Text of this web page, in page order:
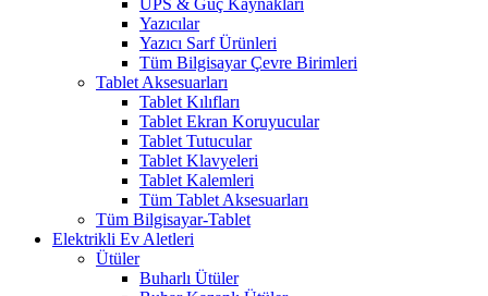
UPS & Güç Kaynakları
Yazıcılar
Yazıcı Sarf Ürünleri
Tüm Bilgisayar Çevre Birimleri
Tablet Aksesuarları
Tablet Kılıfları
Tablet Ekran Koruyucular
Tablet Tutucular
Tablet Klavyeleri
Tablet Kalemleri
Tüm Tablet Aksesuarları
Tüm Bilgisayar-Tablet
Elektrikli Ev Aletleri
Ütüler
Buharlı Ütüler